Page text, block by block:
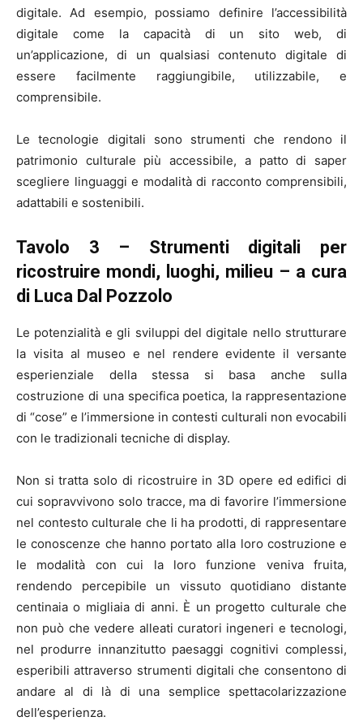
digitale. Ad esempio, possiamo definire l’accessibilità
digitale come la capacità di un sito web, di
un’applicazione, di un qualsiasi contenuto digitale di
essere facilmente raggiungibile, utilizzabile, e
comprensibile.
Le tecnologie digitali sono strumenti che rendono il
patrimonio culturale più accessibile, a patto di saper
scegliere linguaggi e modalità di racconto comprensibili,
adattabili e sostenibili.
Tavolo 3 – Strumenti digitali per
ricostruire mondi, luoghi, milieu – a cura
di Luca Dal Pozzolo
Le potenzialità e gli sviluppi del digitale nello strutturare
la visita al museo e nel rendere evidente il versante
esperienziale della stessa si basa anche sulla
costruzione di una specifica poetica, la rappresentazione
di “cose” e l’immersione in contesti culturali non evocabili
con le tradizionali tecniche di display.
Non si tratta solo di ricostruire in 3D opere ed edifici di
cui sopravvivono solo tracce, ma di favorire l’immersione
nel contesto culturale che li ha prodotti, di rappresentare
le conoscenze che hanno portato alla loro costruzione e
le modalità con cui la loro funzione veniva fruita,
rendendo percepibile un vissuto quotidiano distante
centinaia o migliaia di anni. È un progetto culturale che
non può che vedere alleati curatori ingeneri e tecnologi,
nel produrre innanzitutto paesaggi cognitivi complessi,
esperibili attraverso strumenti digitali che consentono di
andare al di là di una semplice spettacolarizzazione
dell’esperienza.